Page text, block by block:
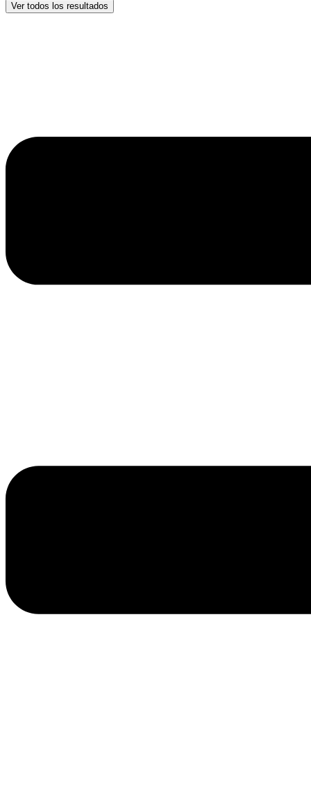
Ver todos los resultados